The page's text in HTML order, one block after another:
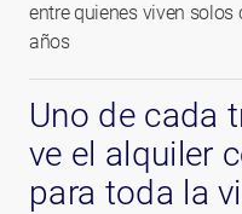
entre quienes viven
años
Uno de cada
ve el alquiler
para toda la